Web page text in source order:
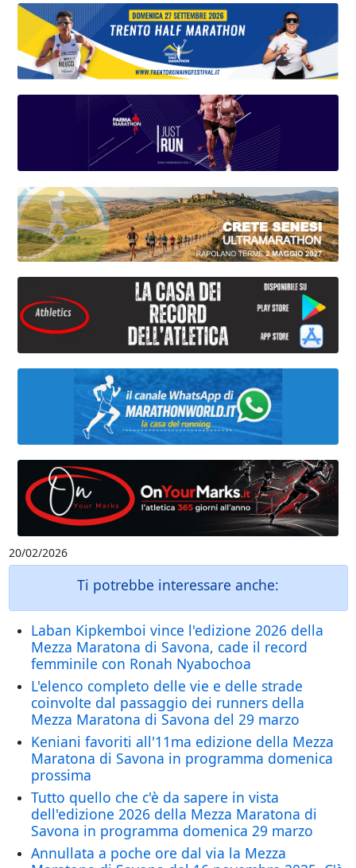
20/02/2026
Ti potrebbe interessare anche:
Laban Kipkemboi vince l'edizione 2026 della
Mezza Maratona di Savona, cade il record
femminile con Ronah Nyabochoa
L'elenco completo delle vie e delle strade
coinvolte dal passaggio dei runners della
Mezza Maratona di Savona del 29 marzo
Keniani favoriti all'11ma edizione della Mezza
Maratona di Savona in programma domenica
prossima
Tutto quello che c'è da sapere in vista
dell'edizione 2026 della Mezza Maratona di
Savona in programma domenica 29 marzo
Annullata a poche ore dal via la Mezza